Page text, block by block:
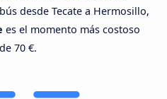
desde Tecate a Hermosillo,
es el momento más costoso
70 €.